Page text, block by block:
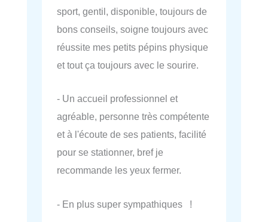
sport, gentil, disponible, toujours de
bons conseils, soigne toujours avec
réussite mes petits pépins physique
et tout ça toujours avec le sourire.
- Un accueil professionnel et
agréable, personne très compétente
et à l'écoute de ses patients, facilité
pour se stationner, bref je
recommande les yeux fermer.
- En plus super sympathiques !